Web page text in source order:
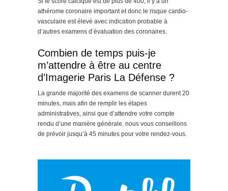
athérome coronaire important et donc le risque cardio-
vasculaire est élevé avec indication probable à
d’autres examens d’évaluation des coronaires.
Combien de temps puis-je
m’attendre à être au centre
d’Imagerie Paris La Défense ?
La grande majorité des examens de scanner durent 20
minutes, mais afin de remplir les étapes
administratives, ainsi que d’attendre votre compte
rendu d’une manière générale, nous vous conseillons
de prévoir jusqu’à 45 minutes pour votre rendez-vous.